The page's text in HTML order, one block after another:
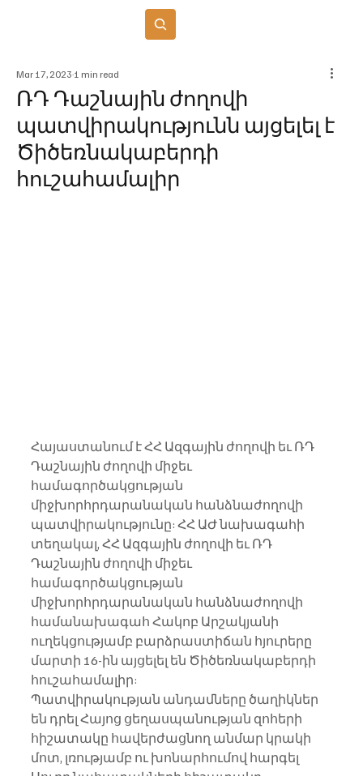
ՌԴ Դաշնային ժողովի
պատվիրակությունն այցելել է
Ծիծեռնակաբերդի
հուշահամալիր
Mar 17, 2023 1 min read
Հայաստանում է ՀՀ Ազգային ժողովի եւ ՌԴ
Դաշնային ժողովի միջեւ
համագործակցության
միջխորհրդարանական հանձնաժողովի
պատվիրակությունը: ՀՀ ԱԺ նախագահի
տեղակալ, ՀՀ Ազգային ժողովի եւ ՌԴ
Դաշնային ժողովի միջեւ
համագործակցության
միջխորհրդարանական հանձնաժողովի
համանախագահ Հակոբ Արշակյանի
ուղեկցությամբ բարձրաստիճան հյուրերը
մարտի 16-ին այցելել են Ծիծեռնակաբերդի
հուշահամալիր:
Պատվիրակության անդամները ծաղիկներ
են դրել Հայոց ցեղասպանության զոհերի
հիշատակը հավերժացնող անմար կրակի
մոտ, լռությամբ ու խոնարհումով հարգել